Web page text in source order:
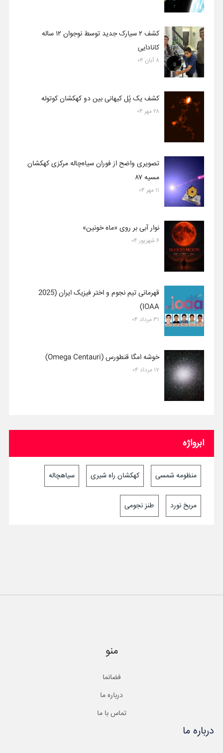
کشف ۲ سیارک جدید توسط نوجوان ۱۲ ساله
کانادایی
۸ آبان ۰۴
کشف یک پُل کیهانی بین دو کهکشان کوتوله
۲۸ مهر ۰۴
تصویری واضح از فوران سیاه‌چاله مرکزی کهکشان
مسیه ۸۷
۱۱ مهر ۰۴
نوار آبی بر روی «ماه خونین»
۶ شهریور ۰۴
قهرمانی تیم نجوم و اختر فیزیک ایران (2025
IOAA)
۳۱ مرداد ۰۴
خوشه امگا قنطورس (Omega Centauri)
۱۷ مرداد ۰۴
ابرواژه
منظومه شمسی کهکشان راه شیری سیاهچاله
مریخ نورد طنز نجومی
منو
فضانما
درباره ما
تماس با ما
درباره ما